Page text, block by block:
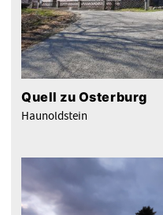
Quell zu Osterburg
Haunoldstein